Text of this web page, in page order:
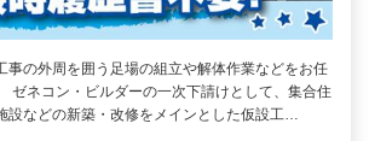
事の外周を囲う足場の組立や解体作業などをお任
ゼネコン・ビルダーの一次下請けとして、集合住
設などの新築・改修をメインとした仮設工…